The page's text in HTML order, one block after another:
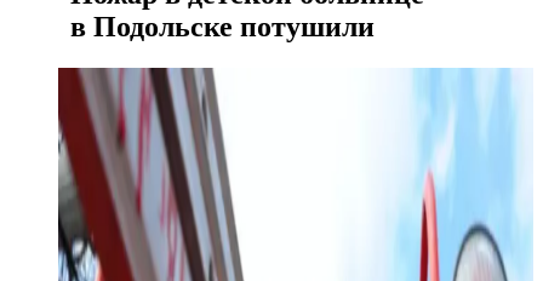
в Подольске потушили